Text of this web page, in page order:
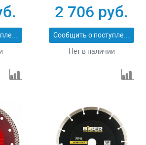
Сообщить о поступлении
Сибртех 731013
2 706 руб.
Сообщить о поступлении
Нет в наличии